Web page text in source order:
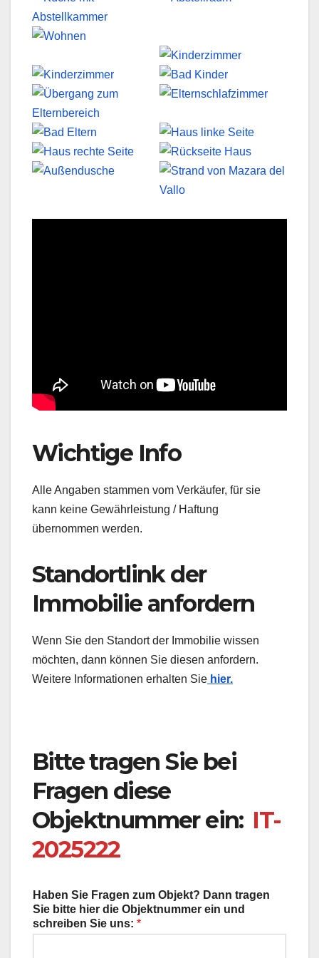
Wichtige Info
Alle Angaben stammen vom Verkäufer, für sie
kann keine Gewährleistung / Haftung
übernommen werden.
Standortlink der
Immobilie anfordern
Wenn Sie den Standort der Immobilie wissen
möchten, dann können Sie diesen anfordern.
Weitere Informationen erhalten Sie hier.
Bitte tragen Sie bei
Fragen diese
Objektnummer ein: IT-
2025222
Haben Sie Fragen zum Objekt? Dann tragen
Sie bitte hier die Objektnummer ein und
schreiben Sie uns: *